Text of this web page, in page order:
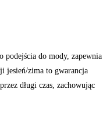
podejścia do mody, zapewnia
jesień/zima to gwarancja
długi czas, zachowując